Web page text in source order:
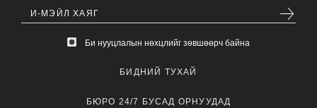
Би нууцлалын нөхцлийг зөвшөөрч байна
БИДНИЙ ТУХАЙ
БЮРО 24/7 БУСАД ОРНУУДАД